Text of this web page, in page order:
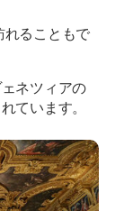
ることもで
ネツィアの
ています。